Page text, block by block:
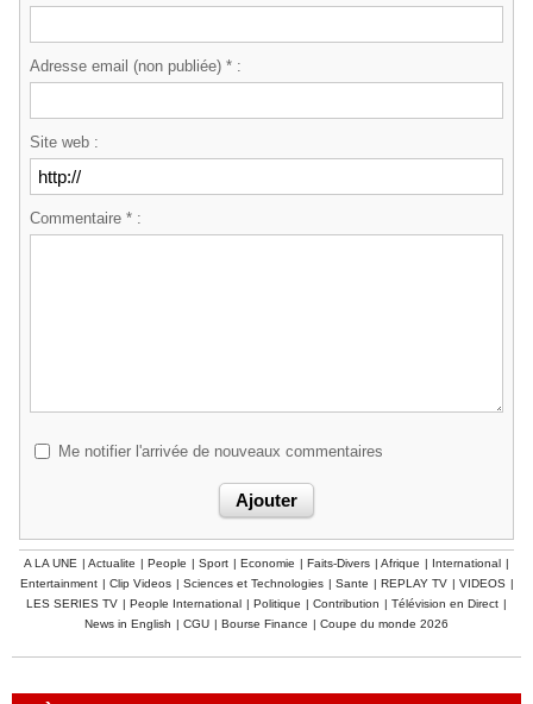
Adresse email (non publiée) * :
Site web :
Commentaire * :
Me notifier l'arrivée de nouveaux commentaires
A LA UNE | Actualite | People | Sport | Economie | Faits-Divers | Afrique | International |
Entertainment | Clip Videos | Sciences et Technologies | Sante | REPLAY TV | VIDEOS |
LES SERIES TV | People International | Politique | Contribution | Télévision en Direct |
News in English | CGU | Bourse Finance | Coupe du monde 2026